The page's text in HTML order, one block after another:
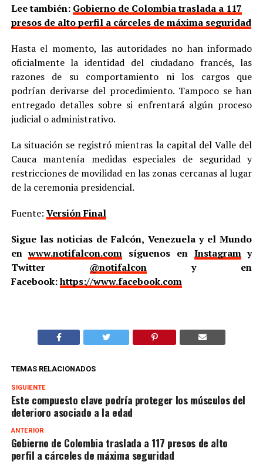
Lee también: Gobierno de Colombia traslada a 117
presos de alto perfil a cárceles de máxima seguridad
Hasta el momento, las autoridades no han informado
oficialmente la identidad del ciudadano francés, las
razones de su comportamiento ni los cargos que
podrían derivarse del procedimiento. Tampoco se han
entregado detalles sobre si enfrentará algún proceso
judicial o administrativo.
La situación se registró mientras la capital del Valle del
Cauca mantenía medidas especiales de seguridad y
restricciones de movilidad en las zonas cercanas al lugar
de la ceremonia presidencial.
Fuente: Versión Final
Sigue las noticias de Falcón, Venezuela y el Mundo
enwww.notifalcon.com síguenos en Instagramy
Twitter @notifalcony en
Facebook:https://www.facebook.com
TEMAS RELACIONADOS
SIGUIENTE
Este compuesto clave podría proteger los músculos del
deterioro asociado a la edad
ANTERIOR
Gobierno de Colombia traslada a 117 presos de alto
perfil a cárceles de máxima seguridad